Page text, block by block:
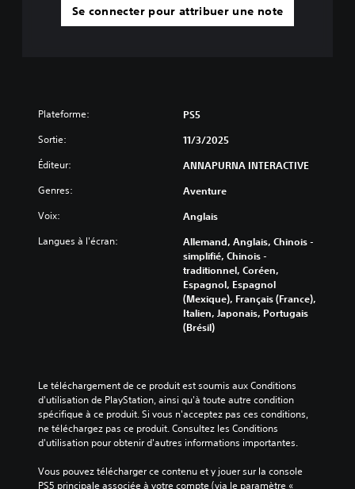
Se connecter pour attribuer une note
Plateforme: PS5
Sortie: 11/3/2025
Éditeur: ANNAPURNA INTERACTIVE
Genres: Aventure
Voix: Anglais
Langues à l'écran:
Allemand, Anglais, Chinois -
simplifié, Chinois -
traditionnel, Coréen,
Espagnol, Espagnol
(Mexique), Français (France),
Italien, Japonais, Portugais
(Brésil)
Le téléchargement de ce produit est soumis aux Conditions
d'utilisation de PlayStation, ainsi qu'à toute autre condition
spécifique à ce produit. Si vous n'acceptez pas ces conditions,
ne téléchargez pas ce produit. Consultez les Conditions
d'utilisation pour obtenir d'autres informations importantes.
Vous pouvez télécharger ce contenu et y jouer sur la console
PS5 principale associée à votre compte (via le paramètre «